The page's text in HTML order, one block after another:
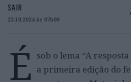
SAIR
23.10.2024 às 07h00
É sob o lema “A
a primeira edição do